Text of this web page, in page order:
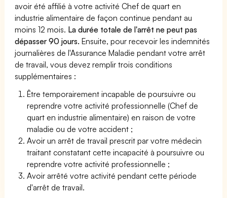
avoir été affilié à votre activité Chef de quart en
industrie alimentaire de façon continue pendant au
moins 12 mois. La durée totale de l'arrêt ne peut pas
dépasser 90 jours. Ensuite, pour recevoir les indemnités
journalières de l'Assurance Maladie pendant votre arrêt
de travail, vous devez remplir trois conditions
supplémentaires :
Être temporairement incapable de poursuivre ou
reprendre votre activité professionnelle (Chef de
quart en industrie alimentaire) en raison de votre
maladie ou de votre accident ;
Avoir un arrêt de travail prescrit par votre médecin
traitant constatant cette incapacité à poursuivre ou
reprendre votre activité professionnelle ;
Avoir arrêté votre activité pendant cette période
d'arrêt de travail.